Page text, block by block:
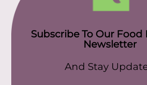
Subscribe To Our Food
Newsletter
And Stay